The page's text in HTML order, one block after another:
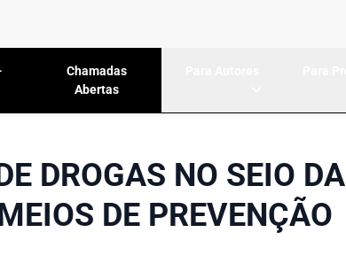
Chamadas
Abertas
DROGAS NO SEIO DA
DE PREVENÇÃO